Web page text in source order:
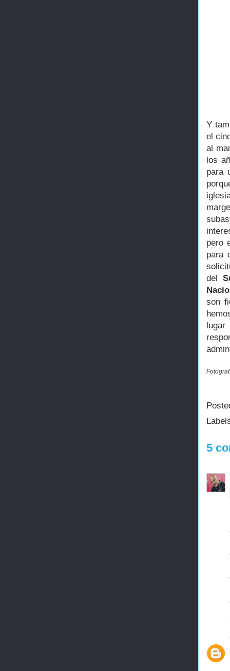
Y
el
al
los
para
pero
para
del
son
5